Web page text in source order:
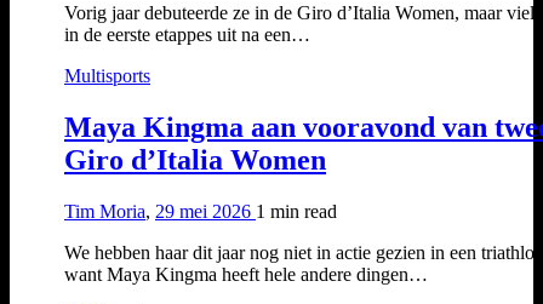
Vorig jaar debuteerde ze in de Giro d’Italia Women, maar viel
in de eerste etappes uit na een…
Multisports
Maya Kingma aan vooravond van
Giro d’Italia Women
Tim Moria, 29 mei 2026 1 min read
We hebben haar dit jaar nog niet in actie gezien in een
want Maya Kingma heeft hele andere dingen…